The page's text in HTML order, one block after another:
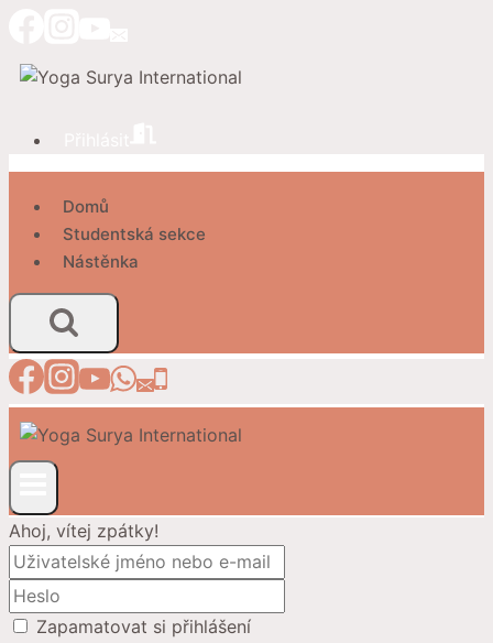
obsah
Domů
Studentská sekce
Nástěnka
Ahoj, vítej zpátky!
Zapamatovat si přihlášení